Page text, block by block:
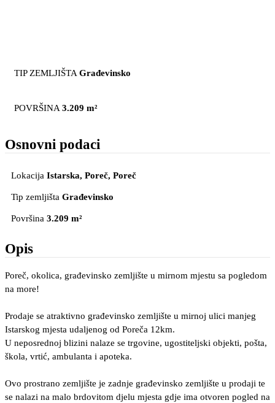
TIP ZEMLJIŠTA Građevinsko
POVRŠINA 3.209 m²
Osnovni podaci
Lokacija Istarska, Poreč, Poreč
Tip zemljišta Građevinsko
Površina 3.209 m²
Opis
Poreč, okolica, građevinsko zemljište u mirnom mjestu sa pogledom
na more!
Prodaje se atraktivno građevinsko zemljište u mirnoj ulici manjeg
Istarskog mjesta udaljenog od Poreča 12km.
U neposrednoj blizini nalaze se trgovine, ugostiteljski objekti, pošta,
škola, vrtić, ambulanta i apoteka.
Ovo prostrano zemljište je zadnje građevinsko zemljište u prodaji te
se nalazi na malo brdovitom djelu mjesta gdje ima otvoren pogled na